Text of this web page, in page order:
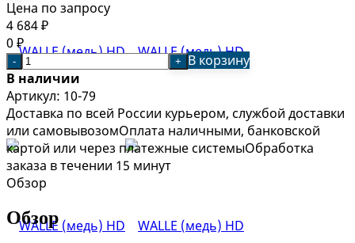
Цена по запросу
4 684 ₽
0 ₽
- +
В корзину
В наличии
Артикул: 10-79
Доставка по всей России курьером, службой доставки
или самовывозомОплата наличными, банковской
картой или через платежные системыОбработка
заказа в течении 15 минут
Обзор
Обзор